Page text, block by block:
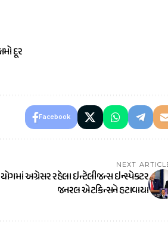
દૂર
Facebook
NEXT
અગ્રેસર રહેલા ઇન્ટેલીજન્સ ઇન્સ્પેકટર
જનરલ એટકિન્સને હટાવાયા